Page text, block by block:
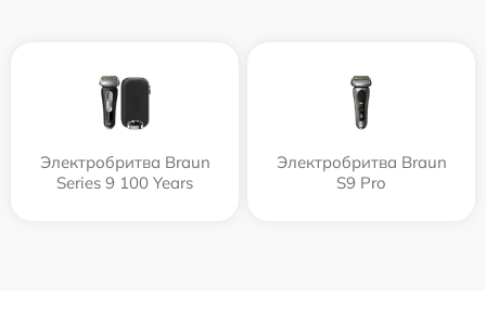
Электробритва Braun
Series 9 100 Years
Электробритва Braun
S9 Pro